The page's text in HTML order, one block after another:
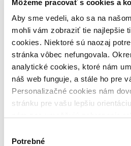
Môžeme pracovať s cookies a
Aby sme vedeli, ako sa na
mohli vám zobraziť tie najlepšie
cookies. Niektoré sú naozaj
stránka vôbec nefungovala.
analytické cookies, ktoré nám
náš web funguje, a stále ho pre
Personalizačné cookies nám
stránku pre vašu lepšiu
nám pomohlo, keby sme mohli
súhlasu
Potrebné
Páči sa vám tento profil a chceli by ste
Založiť si profil
O mne
Zboznujem rozne zanre fantasy (high/
fi a klasicke, severske, pochmurne
popisujuce realitu, odohravajuce sa v
detektivmi :)
Obľúbené literárne žánre